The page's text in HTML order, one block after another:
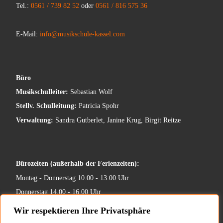
Wir respektieren Ihre Privatsphäre
Tel.: 0561 / 739 82 52oder 0561 / 816 575 36
E-Mail: info@musikschule-kassel.com
Büro
Musikschulleiter: Sebastian Wolf
Stellv. Schulleitung: Patricia Spohr
Verwaltung: Sandra Gutberlet, Janine Krug, Birgit Reitze
Bürozeiten (außerhalb der Ferienzeiten):
Montag - Donnerstag 10.00 - 13.00 Uhr
Donnerstag 14.00 - 16.00 Uhr